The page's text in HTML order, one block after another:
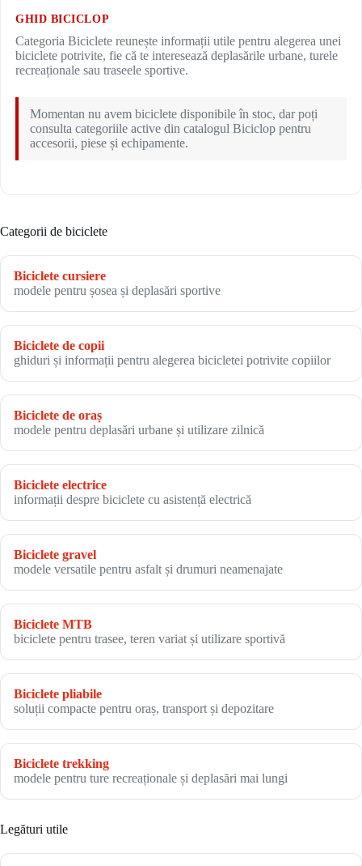
GHID BICICLOP
Categoria Biciclete reunește informații utile pentru alegerea unei
biciclete potrivite, fie că te interesează deplasările urbane, turele
recreaționale sau traseele sportive.
Momentan nu avem biciclete disponibile în stoc, dar poți
consulta categoriile active din catalogul Biciclop pentru
accesorii, piese și echipamente.
Categorii de biciclete
Biciclete cursiere
modele pentru șosea și deplasări sportive
Biciclete de copii
ghiduri și informații pentru alegerea bicicletei potrivite copiilor
Biciclete de oraș
modele pentru deplasări urbane și utilizare zilnică
Biciclete electrice
informații despre biciclete cu asistență electrică
Biciclete gravel
modele versatile pentru asfalt și drumuri neamenajate
Biciclete MTB
biciclete pentru trasee, teren variat și utilizare sportivă
Biciclete pliabile
soluții compacte pentru oraș, transport și depozitare
Biciclete trekking
modele pentru ture recreaționale și deplasări mai lungi
Legături utile